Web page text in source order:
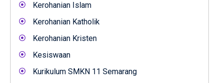
Kerohanian Islam
Kerohanian Katholik
Kerohanian Kristen
Kesiswaan
Kurikulum SMKN 11 Semarang